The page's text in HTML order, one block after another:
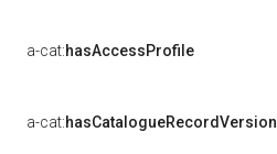
a-cat:hasAccessProfile
a-cat:hasCatalogueRecordVersion